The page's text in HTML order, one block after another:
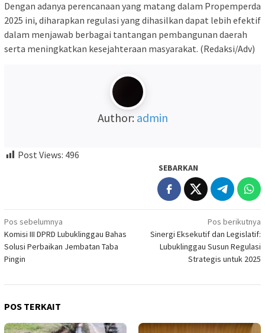
Dengan adanya perencanaan yang matang dalam Propemperda
2025 ini, diharapkan regulasi yang dihasilkan dapat lebih efektif
dalam menjawab berbagai tantangan pembangunan daerah
serta meningkatkan kesejahteraan masyarakat. (Redaksi/Adv)
Author: admin
Post Views: 496
SEBARKAN
Navigasi
pos
Pos sebelumnya
Komisi III DPRD Lubuklinggau Bahas
Solusi Perbaikan Jembatan Taba
Pingin
Pos berikutnya
Sinergi Eksekutif dan Legislatif:
Lubuklinggau Susun Regulasi
Strategis untuk 2025
POS TERKAIT